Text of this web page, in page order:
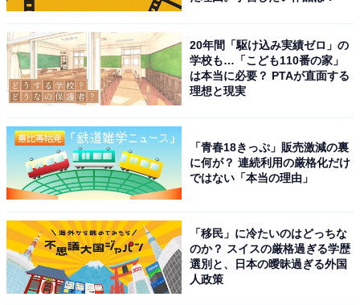
20年間「駆け込み実績ゼロ」の
学校も…「こども110番の家」
は本当に必要？ PTAが直面する
理想と現実
「青春18きっぷ」販売激減の裏
に何が？ 連続利用の厳格化だけ
ではない「本当の理由」
「移民」に冷たいのはどっちな
のか？ スイスの厳格過ぎる学歴
選別と、日本の曖昧過ぎる外国
人政策